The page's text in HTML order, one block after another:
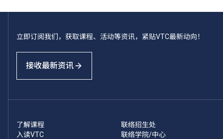
立即订阅我们，获取课程、活动等资讯，紧贴VTC最新动向！
接收最新资讯
了解课程
入读VTC
联络招生处
联络学院/中心